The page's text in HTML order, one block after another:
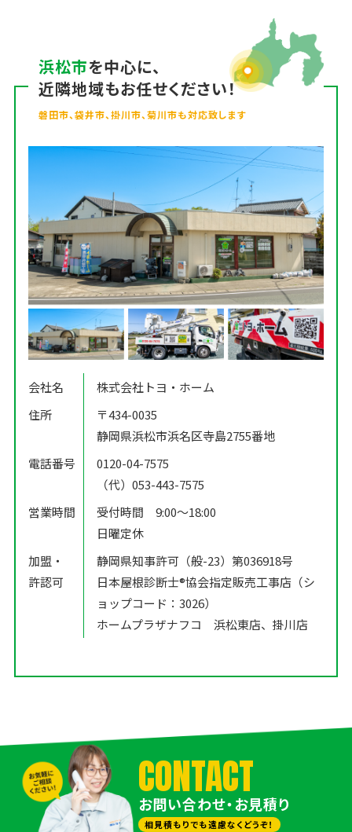
浜松市を中心に、
近隣地域もお任せください！
磐田市、袋井市、掛川市、菊川市も対応致します
会社名
株式会社トヨ・ホーム
住所
〒434-0035
静岡県浜松市浜名区寺島2755番地
電話番号
0120-04-7575
（代）053-443-7575
営業時間
受付時間 9:00〜18:00
日曜定休
加盟・
許認可
静岡県知事許可（般-23）第036918号
日本屋根診断士®️協会指定販売工事店（シ
ョップコード：3026）
ホームプラザナフコ 浜松東店、掛川店
CONTACT
お問い合わせ・お見積り
相見積もりでも遠慮なくどうぞ！